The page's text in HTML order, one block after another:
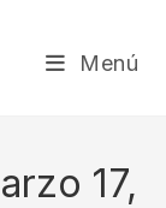
Menú
17,